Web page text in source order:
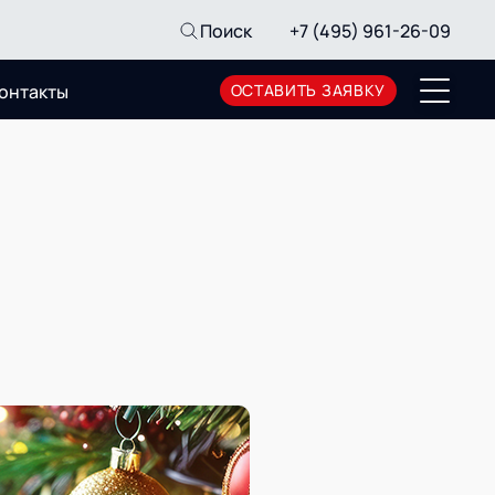
Поиск +7 (495) 961-26-09
ОСТАВИТЬ ЗАЯВКУ